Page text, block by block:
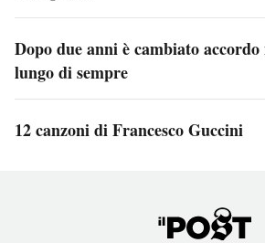
Dopo due anni è cambiato
lungo di sempre
12 canzoni di Francesco Guccini